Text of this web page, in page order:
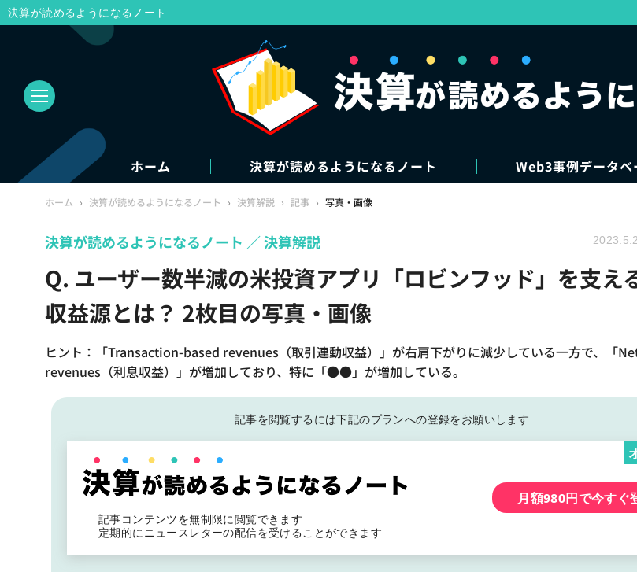
ホーム 決算が読めるようになるノート Web3事例データベ
ホーム › 決算が読めるようになるノート › 決算解説 › 記事 › 写真・画像
Q. ユーザー数半減の米投資アプリ「ロビンフッド」を支え
収益源とは？ 2枚目の写真・画像
ヒント：「Transaction-based revenues（取引連動収益）」が右肩下がりに減少している一方で、「
revenues（利息収益）」が増加しており、特に「●●」が増加している。
決算が読めるようになるノート 決算解説
記事を閲覧するには下記のプランへの登録をお願いします
記事コンテンツを無制限に閲覧できます
定期的にニュースレターの配信を受けることができます
月額980円で今すぐ
決算が読めるようになるノート